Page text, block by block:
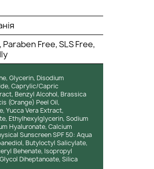
Free, SLS Free,
Glycerin, Disodium
Caprylic/Capric
Benzyl Alcohol, Brassica
(Orange) Peel Oil,
Yucca Vera Extract,
Ethylhexylglycerin, Sodium
Hyaluronate, Calcium
Sunscreen SPF 50: Aqua
Butyloctyl Salicylate,
Behenate, Isopropyl
Diheptanoate, Silica